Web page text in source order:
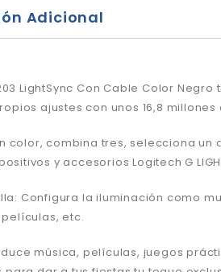
Adicional
LightSync Con Cable Color
ajustes con unos 16,8
color, combina tres, selecciona
y accesorios Logitech G
Configura la iluminación como
etc.
música, películas, juegos